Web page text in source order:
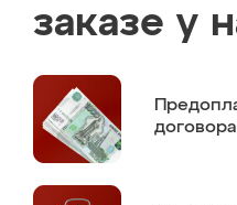
заказе у
договора